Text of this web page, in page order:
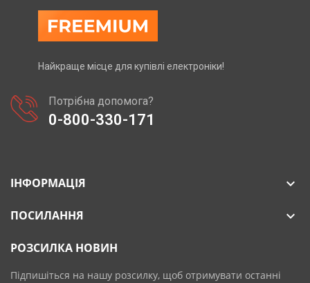
Найкраще місце для купівлі електроніки!
Потрібна допомога?
0-800-330-171
ІНФОРМАЦІЯ 
ПОСИЛАННЯ 
РОЗСИЛКА НОВИН
Підпишіться на нашу розсилку, щоб отримувати останні